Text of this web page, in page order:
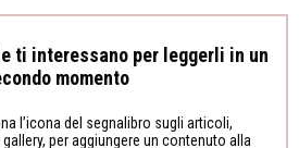
ti interessano per leggerli in un
momento
l’icona del segnalibro sugli articoli,
per aggiungere un contenuto alla